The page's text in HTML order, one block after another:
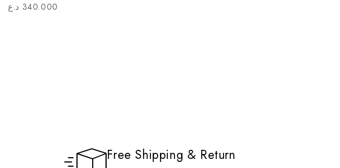
340.000 د.ع
Free Shipping & Return